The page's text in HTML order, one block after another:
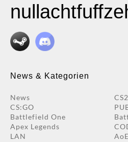
News & Kategorien
News
CS2
CS:GO
Battlefield One
Apex Legends
LAN
AoE